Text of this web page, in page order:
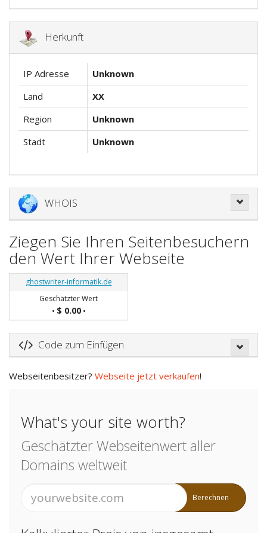
Herkunft
IP Adresse
Unknown
Land
XX
Region
Unknown
Stadt
Unknown
WHOIS
Ziegen Sie Ihren Seitenbesuchern
den Wert Ihrer Webseite
ghostwriter-informatik.de
Geschätzter Wert
• $ 0.00•
Code zum Einfügen
Webseitenbesitzer? Webseite jetzt verkaufen!
What's your site worth?
Geschätzter Webseitenwert aller
Domains weltweit
Berechnen